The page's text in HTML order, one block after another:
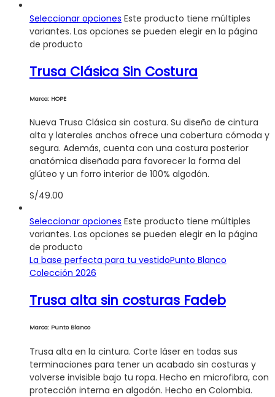
Seleccionar opciones Este producto tiene múltiples
variantes. Las opciones se pueden elegir en la página
de producto
Trusa Clásica Sin Costura
Marca: HOPE
Nueva Trusa Clásica sin costura. Su diseño de cintura
alta y laterales anchos ofrece una cobertura cómoda y
segura. Además, cuenta con una costura posterior
anatómica diseñada para favorecer la forma del
glúteo y un forro interior de 100% algodón.
S/49.00
Seleccionar opciones Este producto tiene múltiples
variantes. Las opciones se pueden elegir en la página
de producto
La base perfecta para tu vestidoPunto Blanco
Colección 2026
Trusa alta sin costuras Fadeb
Marca: Punto Blanco
Trusa alta en la cintura. Corte láser en todas sus
terminaciones para tener un acabado sin costuras y
volverse invisible bajo tu ropa. Hecho en microfibra, con
protección interna en algodón. Hecho en Colombia.